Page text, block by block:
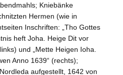
Kniebänke
Hermen (wie in
Inschriften: „Tho Gottes
heft Joha. Heige Dit vor
und „Mette Heigen Ioha.
Anno 1639“ (rechts);
aufgestellt, 1642 von